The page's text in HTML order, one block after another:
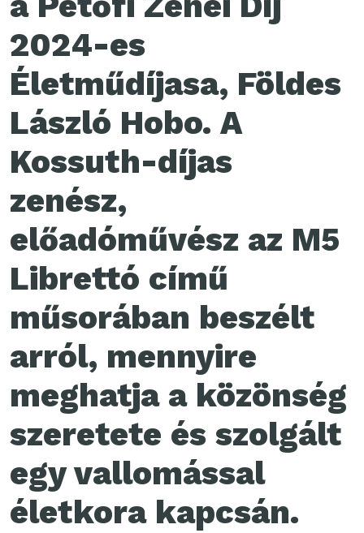
2024-es
Életműdíjasa, Földes
László Hobo. A
Kossuth-díjas
zenész,
előadóművész az M5
Librettó című
műsorában beszélt
arról, mennyire
meghatja a közönség
szeretete és szolgált
egy vallomással
életkora kapcsán.